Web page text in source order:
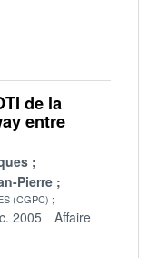
de la
entre
Pierre
(CGPC)
2005
Affaire